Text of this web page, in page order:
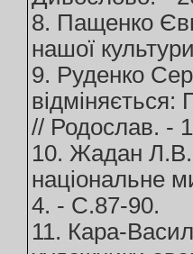
8. Пащенко
нашої
9. Руденко
відміняється:
// Родослав. -
10. Жадан Л.В.
національне
4. - С.87-90.
11. Кара-